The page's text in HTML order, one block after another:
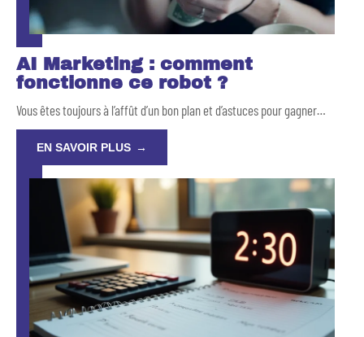
AI Marketing : comment
fonctionne ce robot ?
Vous êtes toujours à l’affût d’un bon plan et d’astuces pour gagner…
EN SAVOIR PLUS